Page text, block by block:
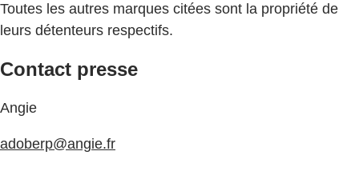
Toutes les autres marques citées sont la propriété de
leurs détenteurs respectifs.
Contact presse
Angie
adoberp@angie.fr